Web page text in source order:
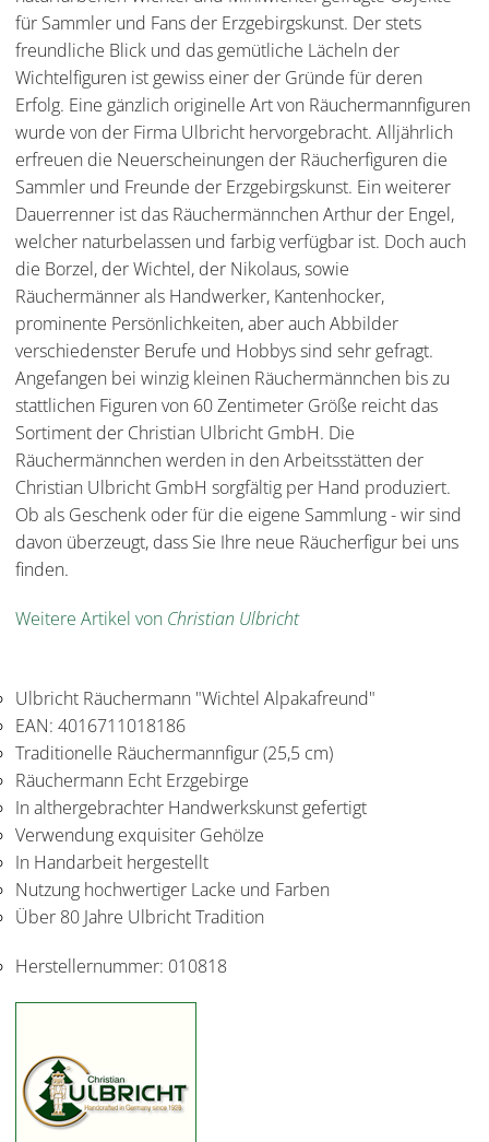
für Sammler und Fans der Erzgebirgskunst. Der stets
freundliche Blick und das gemütliche Lächeln der
Wichtelfiguren ist gewiss einer der Gründe für deren
Erfolg. Eine gänzlich originelle Art von Räuchermannfiguren
wurde von der Firma Ulbricht hervorgebracht. Alljährlich
erfreuen die Neuerscheinungen der Räucherfiguren die
Sammler und Freunde der Erzgebirgskunst. Ein weiterer
Dauerrenner ist das Räuchermännchen Arthur der Engel,
welcher naturbelassen und farbig verfügbar ist. Doch auch
die Borzel, der Wichtel, der Nikolaus, sowie
Räuchermänner als Handwerker, Kantenhocker,
prominente Persönlichkeiten, aber auch Abbilder
verschiedenster Berufe und Hobbys sind sehr gefragt.
Angefangen bei winzig kleinen Räuchermännchen bis zu
stattlichen Figuren von 60 Zentimeter Größe reicht das
Sortiment der Christian Ulbricht GmbH. Die
Räuchermännchen werden in den Arbeitsstätten der
Christian Ulbricht GmbH sorgfältig per Hand produziert.
Ob als Geschenk oder für die eigene Sammlung - wir sind
davon überzeugt, dass Sie Ihre neue Räucherfigur bei uns
finden.
Weitere Artikel von Christian Ulbricht
Ulbricht Räuchermann "Wichtel Alpakafreund"
EAN: 4016711018186
Traditionelle Räuchermannfigur (25,5 cm)
Räuchermann Echt Erzgebirge
In althergebrachter Handwerkskunst gefertigt
Verwendung exquisiter Gehölze
In Handarbeit hergestellt
Nutzung hochwertiger Lacke und Farben
Über 80 Jahre Ulbricht Tradition
Herstellernummer: 010818